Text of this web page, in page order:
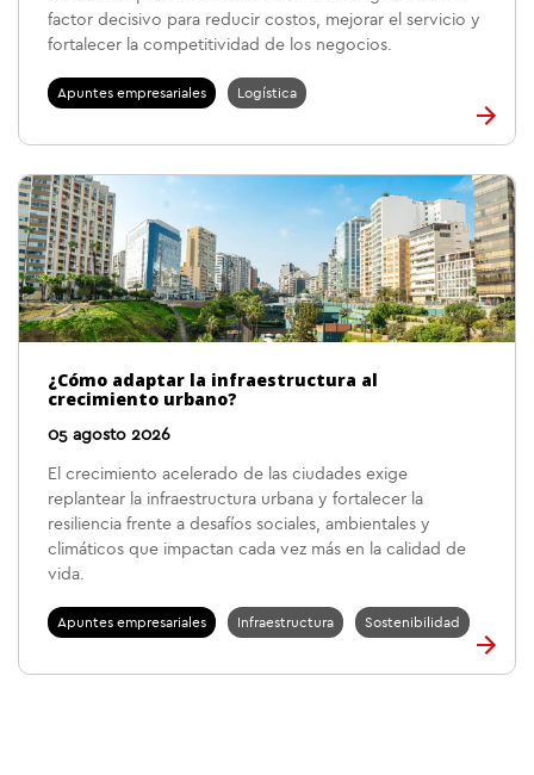
factor decisivo para reducir costos, mejorar el servicio y
fortalecer la competitividad de los negocios.
Apuntes empresariales Logística
¿Cómo adaptar la infraestructura al
crecimiento urbano?
05 agosto 2026
El crecimiento acelerado de las ciudades exige
replantear la infraestructura urbana y fortalecer la
resiliencia frente a desafíos sociales, ambientales y
climáticos que impactan cada vez más en la calidad de
vida.
Apuntes empresariales Infraestructura Sostenibilidad